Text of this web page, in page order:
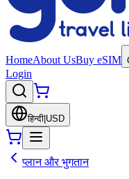
HomeAbout UsBuy eSIM
Login
हिन्दी USD
प्लान और भुगतान